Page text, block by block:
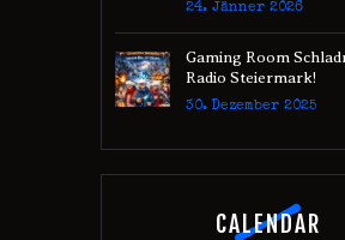
24. Jänner 2026
Gaming Room
Radio Steiermark!
30. Dezember 2025
CALENDAR